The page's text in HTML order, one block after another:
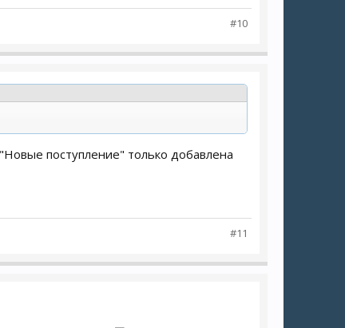
#10
поступление" только добавлена
#11